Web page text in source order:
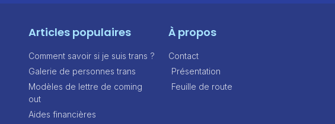
Articles populaires
Comment savoir si je suis trans ?
Galerie de personnes trans
Modèles de lettre de coming
out
Aides financières
À propos
Contact
Présentation
Feuille de route